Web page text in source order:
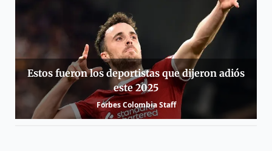
Estos fueron los deportistas que dijeron adiós
este 2025
Forbes Colombia Staff